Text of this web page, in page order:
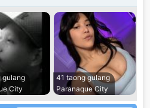
gulang
City
41 taong gulang
Paranaque City